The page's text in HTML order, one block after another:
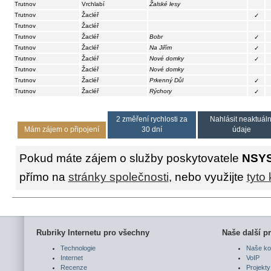
Trutnov Vrchlabí
Žalské lesy
Trutnov
Žacléř
✓
Trutnov
Žacléř
Trutnov
Žacléř Bobr
✓
Trutnov
Žacléř Na Jiřím
✓
Trutnov
Žacléř Nové domky
✓
Trutnov
Žacléř
Nové domky
Trutnov
Žacléř Prkenný Důl
✓
Trutnov
Žacléř Rýchory ✓
Mám zájem o připojení
2 změření rychlosti za
30 dní
Nahlásit
údaje
Pokud máte zájem o služby poskytovatele
přímo na stránky společnosti, nebo využijte tyto
Rubriky Internetu pro všechny
Technologie
Internet
Recenze
Naše další
Naše
VoIP
Projekty